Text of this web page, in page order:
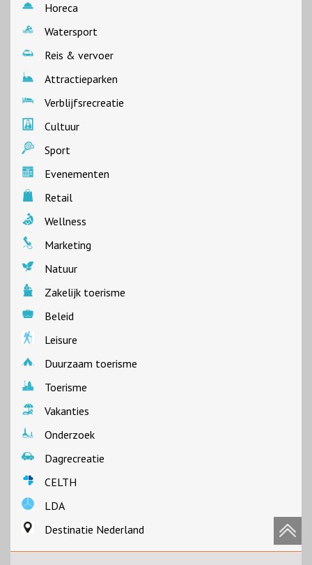
Horeca
Watersport
Reis & vervoer
Attractieparken
Verblijfsrecreatie
Cultuur
Sport
Evenementen
Retail
Wellness
Marketing
Natuur
Zakelijk toerisme
Beleid
Leisure
Duurzaam toerisme
Toerisme
Vakanties
Onderzoek
Dagrecreatie
CELTH
LDA
Destinatie Nederland